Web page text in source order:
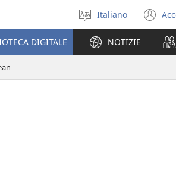
Seleziona
la
lingua
Italiano
DIGITALE NOTIZIE